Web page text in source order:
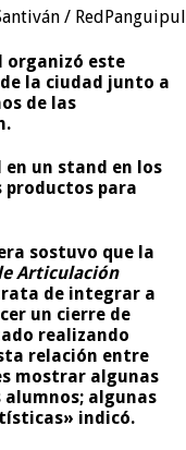
/
organizó este
la ciudad junto a
de las
en un stand en los
productos para
sostuvo que la
Articulación
de integrar a
un cierre de
realizando
relación entre
mostrar algunas
algunas
indicó.